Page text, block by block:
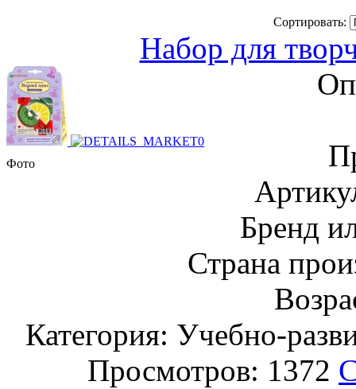
Сортировать:
Набор для
Фото
Бренд
Страна
Категория: Учебно-
Просмотров: 1372